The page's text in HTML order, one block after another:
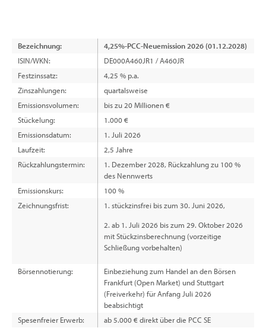
Bezeichnung:
4,25%-PCC-Neuemission 2026 (01.12.2028)
ISIN/WKN:
DE000A460JR1 / A460JR
Festzinssatz:
4,25 % p.a.
Zinszahlungen:
quartalsweise
Emissionsvolumen:
bis zu 20 Millionen €
Stückelung:
1.000 €
Emissionsdatum:
1. Juli 2026
Laufzeit:
2,5 Jahre
Rückzahlungstermin:
1. Dezember 2028, Rückzahlung zu 100 %
des Nennwerts
Emissionskurs:
100 %
Zeichnungsfrist:
1. stückzinsfrei bis zum 30. Juni 2026,
2. ab 1. Juli 2026 bis zum 29. Oktober 2026
mit Stückzinsberechnung (vorzeitige
Schließung vorbehalten)
Börsennotierung:
Einbeziehung zum Handel an den Börsen
Frankfurt (Open Market) und Stuttgart
(Freiverkehr) für Anfang Juli 2026
beabsichtigt
Spesenfreier Erwerb:
ab 5.000 € direkt über die PCC SE